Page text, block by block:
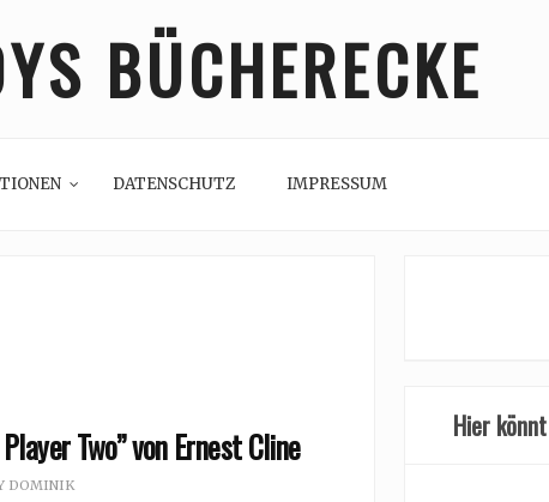
BÜCHERECKE
DATENSCHUTZ IMPRESSUM
Two” von Ernest Cline
DOMINIK
Hier